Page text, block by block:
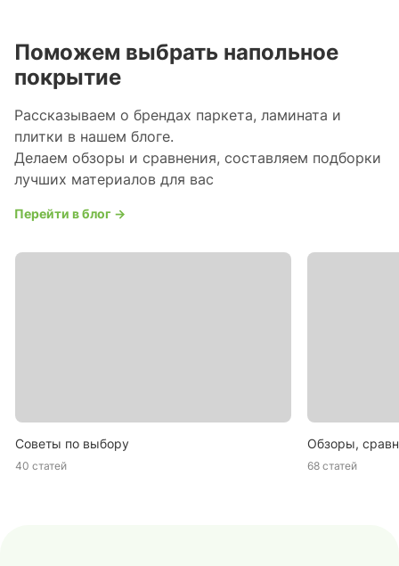
Поможем выбрать напольное
покрытие
Рассказываем о брендах паркета, ламината и
плитки в нашем блоге.
Делаем обзоры и сравнения, составляем подборки
лучших материалов для вас
Перейти в блог →
Советы по выбору
40 статей
Обзоры,
68 статей